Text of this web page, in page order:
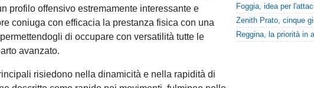
profilo offensivo estremamente interessante e
coniuga con efficacia la prestanza fisica con una
di occupare con versatilità tutte le
avanzato.
risiedono nella dinamicità e nella rapidità di